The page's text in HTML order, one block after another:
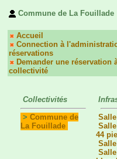
Commune de La Fouillade
Accueil
Connection à
réservations
Demander une réservation
collectivité
Collectivités
> Commune de
La Fouillade
44